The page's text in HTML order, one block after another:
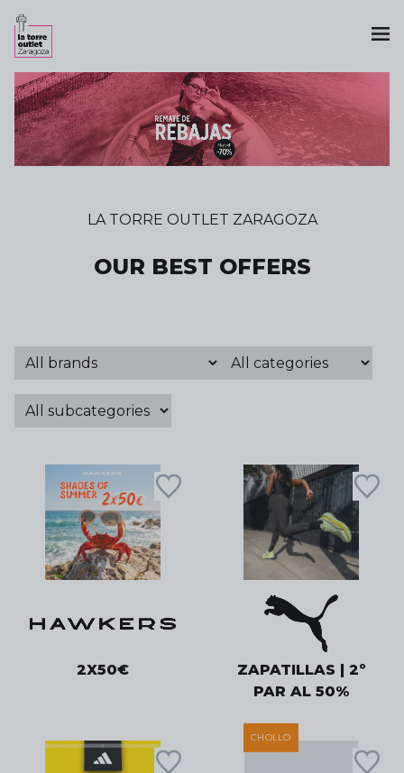
LA TORRE OUTLET ZARAGOZA
OUR BEST OFFERS
2X50€
ZAPATILLAS | 2º
PAR AL 50%
CHOLLO